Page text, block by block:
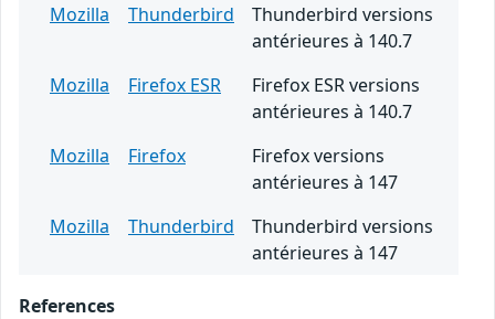
Mozilla Thunderbird
Thunderbird versions
antérieures à 140.7
Mozilla
Firefox ESR
Firefox ESR versions
antérieures à 140.7
Mozilla
Firefox
Firefox versions
antérieures à 147
Mozilla
Thunderbird
Thunderbird versions
antérieures à 147
References